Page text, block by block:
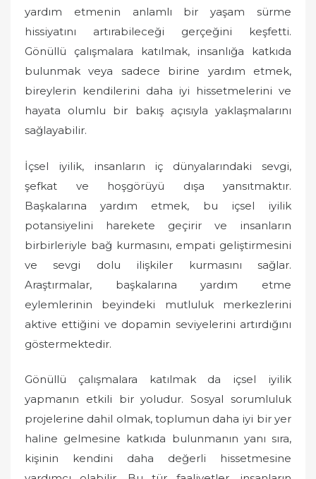
yardım etmenin anlamlı bir yaşam sürme
hissiyatını artırabileceği gerçeğini keşfetti.
Gönüllü çalışmalara katılmak, insanlığa katkıda
bulunmak veya sadece birine yardım etmek,
bireylerin kendilerini daha iyi hissetmelerini ve
hayata olumlu bir bakış açısıyla yaklaşmalarını
sağlayabilir.
İçsel iyilik, insanların iç dünyalarındaki sevgi,
şefkat ve hoşgörüyü dışa yansıtmaktır.
Başkalarına yardım etmek, bu içsel iyilik
potansiyelini harekete geçirir ve insanların
birbirleriyle bağ kurmasını, empati geliştirmesini
ve sevgi dolu ilişkiler kurmasını sağlar.
Araştırmalar, başkalarına yardım etme
eylemlerinin beyindeki mutluluk merkezlerini
aktive ettiğini ve dopamin seviyelerini artırdığını
göstermektedir.
Gönüllü çalışmalara katılmak da içsel iyilik
yapmanın etkili bir yoludur. Sosyal sorumluluk
projelerine dahil olmak, toplumun daha iyi bir yer
haline gelmesine katkıda bulunmanın yanı sıra,
kişinin kendini daha değerli hissetmesine